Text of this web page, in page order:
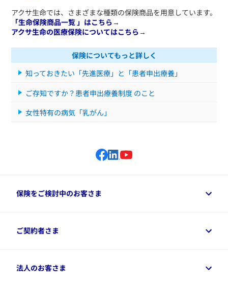
​アクサ生命では、さまざまな種類の保険商品を用意しています。
「生命保険商品一覧 」はこちら→
アクサ生命の医療保険についてはこちら→
保険についてもっと詳しく
知っておきたい「先進医療」と「患者申出療養」
ご存知ですか？患者申出療養制度 のこと
女性特有の病気「乳がん」
保険をご検討中のお客さま
保険をご検討中のお客さまトップ
資料請求
ご契約者さま
ご契約者さまトップ
法人のお客さま